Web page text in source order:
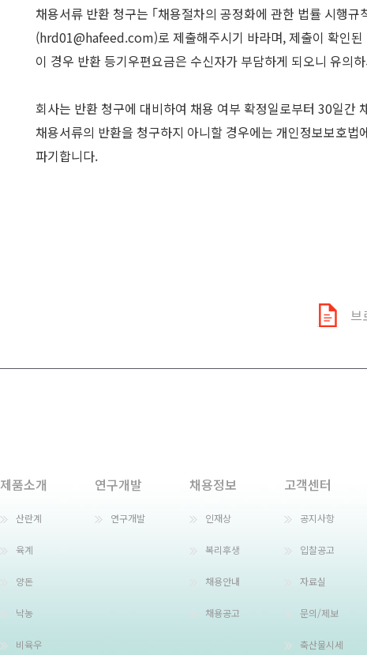
채용서류 반환 청구는 ｢채용절차의 공정화에 관한 법률 시행
(hrd01@hafeed.com)로 제출해주시기 바라며, 제출이 확인
이 경우 반환 등기우편요금은 수신자가 부담하게 되오니 유의
회사는 반환 청구에 대비하여 채용 여부 확정일로부터 30일간
채용서류의 반환을 청구하지 아니할 경우에는 개인정보보호법
파기합니다.
제품소개
산란계
육계
양돈
낙농
비육우
연구개발
연구개발
채용정보
인재상
복리후생
채용안내
채용공고
고객센터
공지사항
입찰공고
자료실
문의/제보
축산물시세
브